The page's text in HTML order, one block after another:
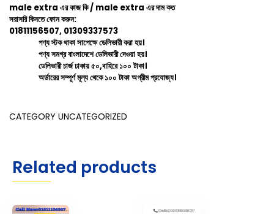
male extra এর কাজ কি / male extra এর দাম কত
সরাসরি কিনতে ফোন করুন:
01811156507, 01309337573
পণ্য স্টক থাকা সাপেক্ষে ডেলিভারী করা হয়।
পণ্য সমগ্র বাংলাদেশে ডেলিভারী দেওয়া হয়।
ডেলিভারী চার্জ ঢাকায় ৫০,বাহিরে ১০০ টাকা।
অর্ডারের সম্পূর্ণ মূল্য থেকে ১০০ টাকা অগ্রীম প্রযোজ্য।
CATEGORY UNCATEGORIZED
Related products